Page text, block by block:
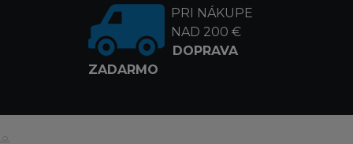
PRI NÁKUPE
NAD 200 €
DOPRAVA
ZADARMO